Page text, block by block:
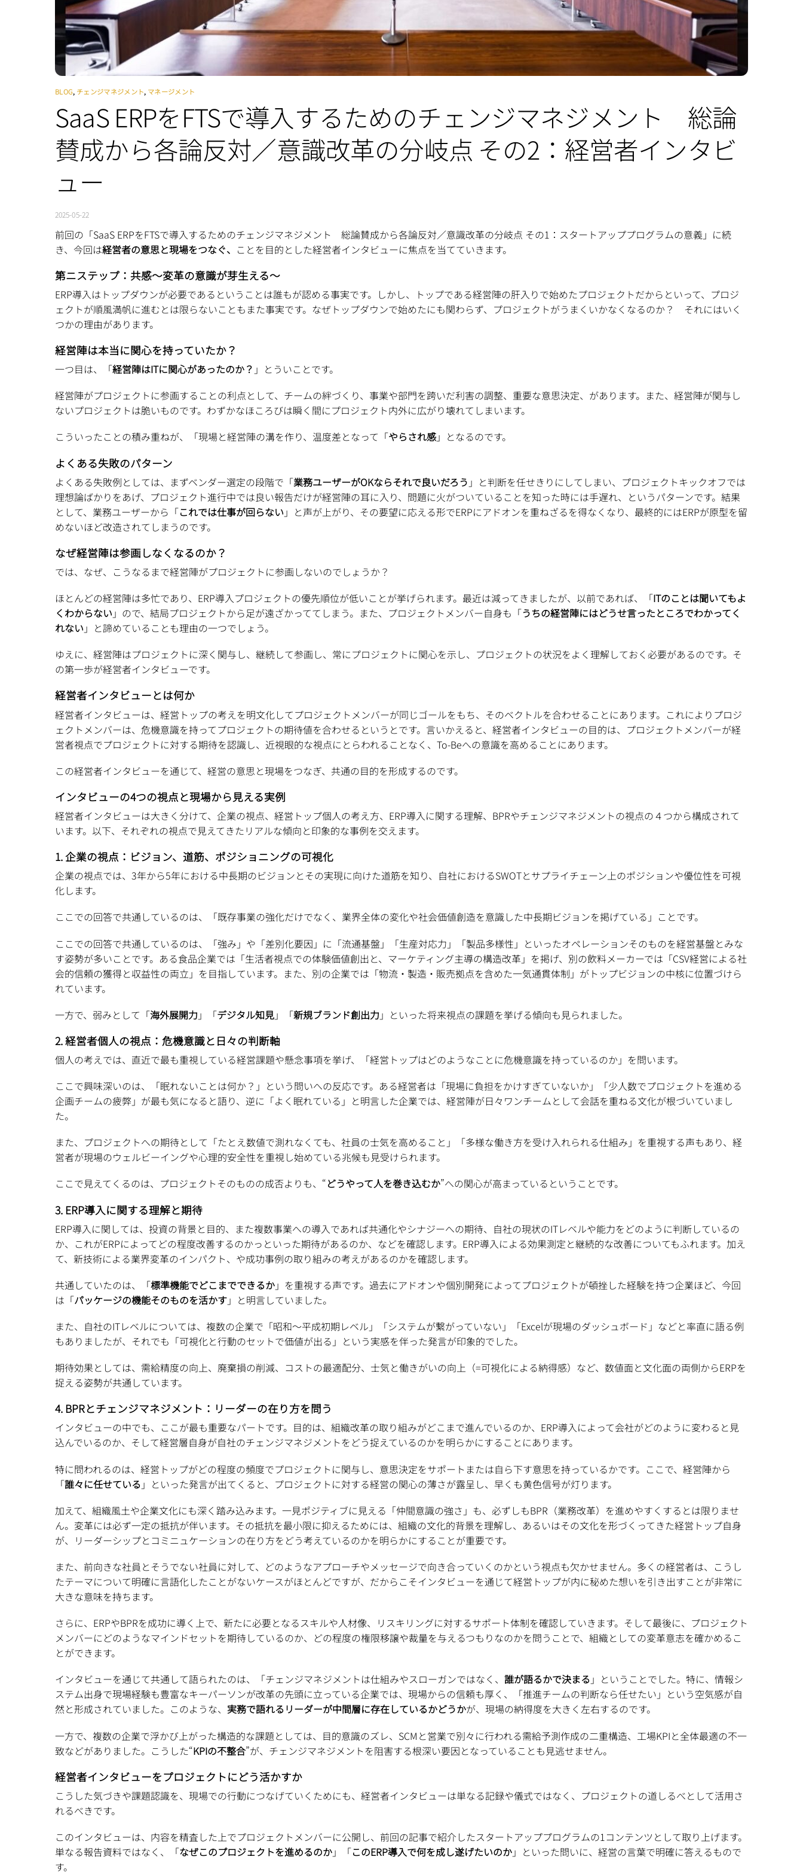
BLOG, チェンジマネジメント, マネージメント
SaaS ERPをFTSで導入するためのチェンジマネジメント 総論
賛成から各論反対／意識改革の分岐点 その2：経営者インタビ
ュー
2025-05-22
前回の「SaaS ERPをFTSで導入するためのチェンジマネジメント 総論賛成から各論反対／意識改革の分岐点 その1：スタートアッププログラムの意義」に続
き、今回は経営者の意思と現場をつなぐ、 ことを目的とした経営者インタビューに焦点を当てていきます。
第ニステップ：共感〜変革の意識が芽生える〜
ERP導入はトップダウンが必要であるということは誰もが認める事実です。しかし、トップである経営陣の肝入りで始めたプロジェクトだからといって、プロジ
ェクトが順風満帆に進むとは限らないこともまた事実です。なぜトップダウンで始めたにも関わらず、プロジェクトがうまくいかなくなるのか？ それにはいく
つかの理由があります。
経営陣は本当に関心を持っていたか？
一つ目は、「経営陣はITに関心があったのか？ 」とういことです。
経営陣がプロジェクトに参画することの利点として、チームの絆づくり、事業や部門を跨いだ利害の調整、重要な意思決定、があります。また、経営陣が関与し
ないプロジェクトは脆いものです。わずかなほころびは瞬く間にプロジェクト内外に広がり壊れてしまいます。
こういったことの積み重ねが、「現場と経営陣の溝を作り、温度差となって「やらされ感」となるのです。
よくある失敗のパターン
よくある失敗例としては、まずベンダー選定の段階で「業務ユーザーがOKならそれで良いだろう 」と判断を任せきりにしてしまい、プロジェクトキックオフでは
理想論ばかりをあげ、プロジェクト進行中では良い報告だけが経営陣の耳に入り、問題に火がついていることを知った時には手遅れ、というパターンです。結果
として、業務ユーザーから「これでは仕事が回らない」と声が上がり、その要望に応える形でERPにアドオンを重ねざるを得なくなり、最終的にはERPが原型を留
めないほど改造されてしまうのです。
なぜ経営陣は参画しなくなるのか？
では、なぜ、こうなるまで経営陣がプロジェクトに参画しないのでしょうか？
ほとんどの経営陣は多忙であり、ERP導入プロジェクトの優先順位が低いことが挙げられます。最近は減ってきましたが、以前であれば、「ITのことは聞いてもよ
くわからない」ので、結局プロジェクトから足が遠ざかっててしまう。また、プロジェクトメンバー自身も「うちの経営陣にはどうせ言ったところでわかってく
れない」と諦めていることも理由の一つでしょう。
ゆえに、経営陣はプロジェクトに深く関与し、継続して参画し、常にプロジェクトに関心を示し、プロジェクトの状況をよく理解しておく必要があるのです。そ
の第一歩が経営者インタビューです。
経営者インタビューとは何か
経営者インタビューは、経営トップの考えを明文化してプロジェクトメンバーが同じゴールをもち、そのベクトルを合わせることにあります。これによりプロジ
ェクトメンバーは、危機意識を持ってプロジェクトの期待値を合わせるというとです。言いかえると、経営者インタビューの目的は、プロジェクトメンバーが経
営者視点でプロジェクトに対する期待を認識し、近視眼的な視点にとらわれることなく、To-Beへの意識を高めることにあります。
この経営者インタビューを通じて、経営の意思と現場をつなぎ、共通の目的を形成するのです。
インタビューの4つの視点と現場から見える実例
経営者インタビューは大きく分けて、企業の視点、経営トップ個人の考え方、ERP導入に関する理解、BPRやチェンジマネジメントの視点の４つから構成されて
います。以下、それぞれの視点で見えてきたリアルな傾向と印象的な事例を交えます。
1. 企業の視点：ビジョン、道筋、ポジショニングの可視化
企業の視点では、3年から5年における中長期のビジョンとその実現に向けた道筋を知り、自社におけるSWOTとサプライチェーン上のポジションや優位性を可視
化します。
ここでの回答で共通しているのは、「既存事業の強化だけでなく、業界全体の変化や社会価値創造を意識した中長期ビジョンを掲げている」ことです。
ここでの回答で共通しているのは、「強み」や「差別化要因」に「流通基盤」「生産対応力」「製品多様性」といったオペレーションそのものを経営基盤とみな
す姿勢が多いことです。ある食品企業では「生活者視点での体験価値創出と、マーケティング主導の構造改革」を掲げ、別の飲料メーカーでは「CSV経営による社
会的信頼の獲得と収益性の両立」を目指しています。また、別の企業では「物流・製造・販売拠点を含めた一気通貫体制」がトップビジョンの中核に位置づけら
れています。
一方で、弱みとして「海外展開力 」「デジタル知見」「新規ブランド創出力 」といった将来視点の課題を挙げる傾向も見られました。
2. 経営者個人の視点：危機意識と日々の判断軸
個人の考えでは、直近で最も重視している経営課題や懸念事項を挙げ、「経営トップはどのようなことに危機意識を持っているのか」を問います。
ここで興味深いのは、「眠れないことは何か？」という問いへの反応です。ある経営者は「現場に負担をかけすぎていないか」「少人数でプロジェクトを進める
企画チームの疲弊」が最も気になると語り、逆に「よく眠れている」と明言した企業では、経営陣が日々ワンチームとして会話を重ねる文化が根づいていまし
た。
また、プロジェクトへの期待として「たとえ数値で測れなくても、社員の士気を高めること」「多様な働き方を受け入れられる仕組み」を重視する声もあり、経
営者が現場のウェルビーイングや心理的安全性を重視し始めている兆候も見受けられます。
ここで見えてくるのは、プロジェクトそのものの成否よりも、“どうやって人を巻き込むか”への関心が高まっているということです。
3. ERP導入に関する理解と期待
ERP導入に関しては、投資の背景と目的、また複数事業への導入であれば共通化やシナジーへの期待、自社の現状のITレベルや能力をどのように判断しているの
か、これがERPによってどの程度改善するのかっといった期待があるのか、などを確認します。ERP導入による効果測定と継続的な改善についてもふれます。加え
て、新技術による業界変革のインパクト、や成功事例の取り組みの考えがあるのかを確認します。
共通していたのは、「標準機能でどこまでできるか」を重視する声です。過去にアドオンや個別開発によってプロジェクトが頓挫した経験を持つ企業ほど、今回
は「パッケージの機能そのものを活かす」と明言していました。
また、自社のITレベルについては、複数の企業で「昭和〜平成初期レベル」「システムが繋がっていない」「Excelが現場のダッシュボード」などと率直に語る例
もありましたが、それでも「可視化と行動のセットで価値が出る」という実感を伴った発言が印象的でした。
期待効果としては、需給精度の向上、廃棄損の削減、コストの最適配分、士気と働きがいの向上（=可視化による納得感）など、数値面と文化面の両側からERPを
捉える姿勢が共通しています。
4. BPRとチェンジマネジメント：リーダーの在り方を問う
インタビューの中でも、ここが最も重要なパートです。目的は、組織改革の取り組みがどこまで進んでいるのか、ERP導入によって会社がどのように変わると見
込んでいるのか、そして経営層自身が自社のチェンジマネジメントをどう捉えているのかを明らかにすることにあります。
特に問われるのは、経営トップがどの程度の頻度でプロジェクトに関与し、意思決定をサポートまたは自ら下す意思を持っているかです。ここで、経営陣から
「誰々に任せている 」といった発言が出てくると、プロジェクトに対する経営の関心の薄さが露呈し、早くも黄色信号が灯ります。
加えて、組織風土や企業文化にも深く踏み込みます。一見ポジティブに見える「仲間意識の強さ」も、必ずしもBPR（業務改革）を進めやすくするとは限りませ
ん。変革には必ず一定の抵抗が伴います。その抵抗を最小限に抑えるためには、組織の文化的背景を理解し、あるいはその文化を形づくってきた経営トップ自身
が、リーダーシップとコミニュケーションの在り方をどう考えているのかを明らかにすることが重要です。
また、前向きな社員とそうでない社員に対して、どのようなアプローチやメッセージで向き合っていくのかという視点も欠かせません。多くの経営者は、こうし
たテーマについて明確に言語化したことがないケースがほとんどですが、だからこそインタビューを通じて経営トップが内に秘めた想いを引き出すことが非常に
大きな意味を持ちます。
さらに、ERPやBPRを成功に導く上で、新たに必要となるスキルや人材像、リスキリングに対するサポート体制を確認していきます。そして最後に、プロジェクト
メンバーにどのようなマインドセットを期待しているのか、どの程度の権限移譲や裁量を与えるつもりなのかを問うことで、組織としての変革意志を確かめるこ
とができます。
インタビューを通じて共通して語られたのは、「チェンジマネジメントは仕組みやスローガンではなく、 誰が語るかで決まる 」ということでした。特に、情報シ
ステム出身で現場経験も豊富なキーパーソンが改革の先頭に立っている企業では、現場からの信頼も厚く、「推進チームの判断なら任せたい」という空気感が自
然と形成されていました。このような、 実務で語れるリーダーが中間層に存在しているかどうかが、現場の納得度を大きく左右するのです。
一方で、複数の企業で浮かび上がった構造的な課題としては、目的意識のズレ、SCMと営業で別々に行われる需給予測作成の二重構造、工場KPIと全体最適の不一
致などがありました。こうした“KPIの不整合”が、チェンジマネジメントを阻害する根深い要因となっていることも見逃せません。
経営者インタビューをプロジェクトにどう活かすか
こうした気づきや課題認識を、現場での行動につなげていくためにも、経営者インタビューは単なる記録や儀式ではなく、プロジェクトの道しるべとして活用さ
れるべきです。
このインタビューは、内容を精査した上でプロジェクトメンバーに公開し、前回の記事で紹介したスタートアッププログラムの1コンテンツとして取り上げます。
単なる報告資料ではなく、「なぜこのプロジェクトを進めるのか」「このERP導入で何を成し遂げたいのか」といった問いに、経営の言葉で明確に答えるもので
す。